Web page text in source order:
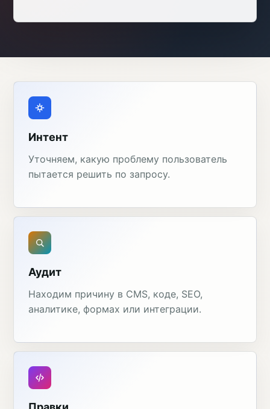
Интент
Уточняем, какую проблему пользователь
пытается решить по запросу.
Аудит
Находим причину в CMS, коде, SEO,
аналитике, формах или интеграции.